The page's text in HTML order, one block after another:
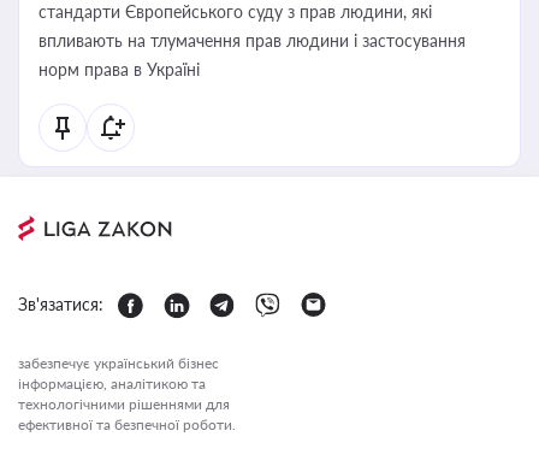
стандарти Європейського суду з прав людини, які
впливають на тлумачення прав людини і застосування
норм права в Україні
Зв'язатися:
забезпечує український бізнес
інформацією, аналітикою та
технологічними рішеннями для
ефективної та безпечної роботи.